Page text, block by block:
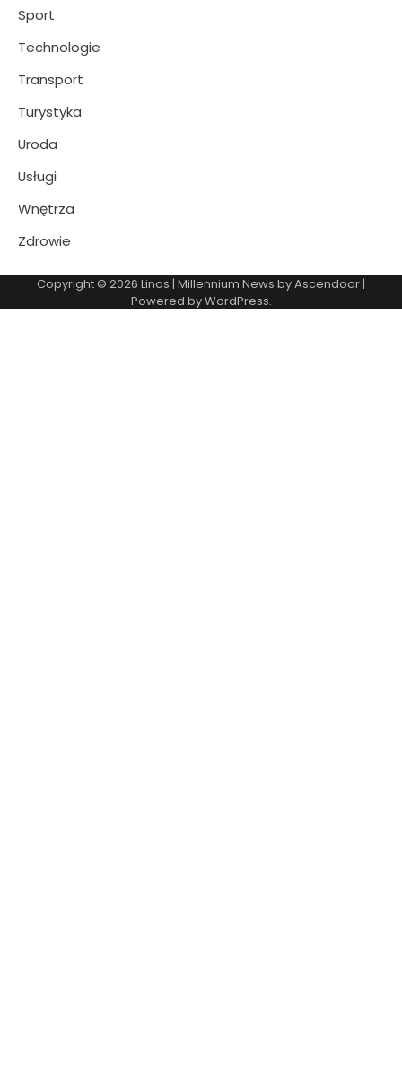
Sport
Technologie
Transport
Turystyka
Uroda
Usługi
Wnętrza
Zdrowie
Copyright © 2026 Linos | Millennium News byAscendoor |
Powered byWordPress.